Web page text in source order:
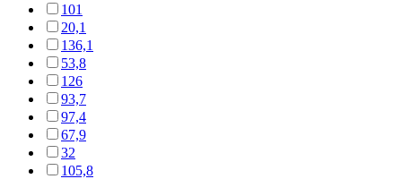
101
20,1
136,1
53,8
126
93,7
97,4
67,9
32
105,8